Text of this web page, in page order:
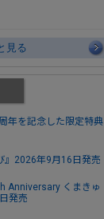
見る
年を記念した限定特典
』2026年9月16日発売
Anniversary くまきゅ
発売